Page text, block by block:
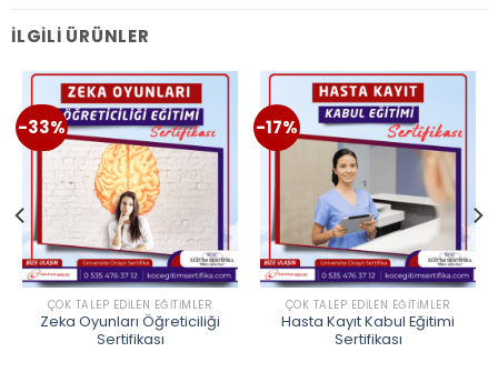
İLGILI ÜRÜNLER
-33%
ÇOK TALEP EDILEN EĞITIMLER
Zeka Oyunları Öğreticiliği
Sertifikası
-17%
ÇOK TALEP EDILEN EĞITIMLER
Hasta Kayıt Kabul Eğitimi
Sertifikası